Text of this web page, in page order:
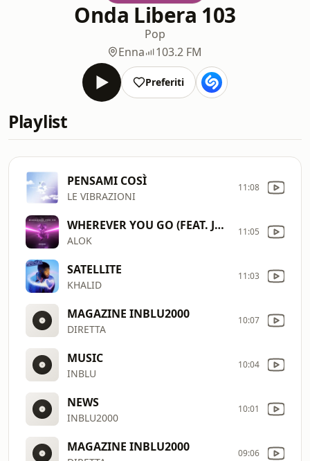
Onda Libera 103
Pop
Enna
103.2 FM
Preferiti
Playlist
PENSAMI COSÌ
LE VIBRAZIONI
11:08
WHEREVER YOU GO (FEAT. JOHN MARTIN)
ALOK
11:05
SATELLITE
KHALID
11:03
MAGAZINE INBLU2000
DIRETTA
10:07
MUSIC
INBLU
10:04
NEWS
INBLU2000
10:01
MAGAZINE INBLU2000 09:06